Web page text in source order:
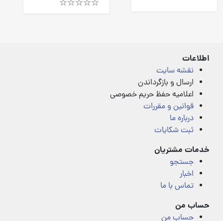
اطلاعات
نقشه سایت
ارسال و بازگرداندن
اعلامیه حفظ حریم خصوصی
قوانین و مقررات
درباره ما
ثبت شکایات
خدمات مشتریان
جستجو
اخبار
تماس با ما
حساب من
حساب من